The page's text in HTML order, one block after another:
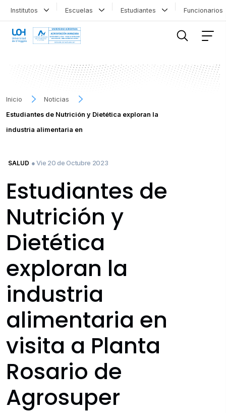
Institutos Escuelas Estudiantes
Inicio
Noticias
Estudiantes de Nutrición y Dietética exploran la
industria alimentaria en
SALUD ● Vie 20 de Octubre 2023
Estudiantes de
Nutrición y
Dietética
exploran la
industria
alimentaria en
visita a Planta
Rosario de
Agrosuper